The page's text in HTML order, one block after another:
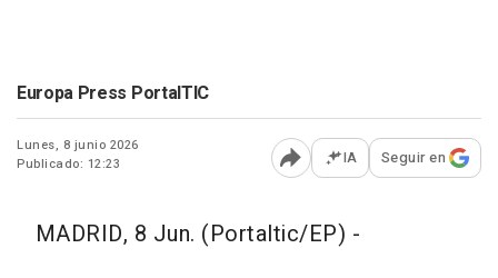
Europa Press PortalTIC
Lunes, 8 junio 2026
Publicado: 12:23
Abrir opciones para
IA Seguir en
MADRID, 8 Jun. (Portaltic/EP) -